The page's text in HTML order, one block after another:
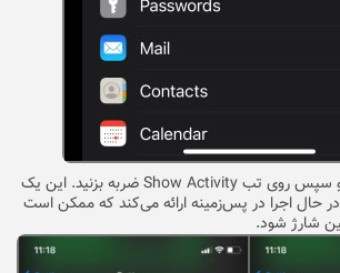
به پایین اسکرول کنید و سپس روی تب Show Activity ضربه بزنید. این یک
در حال اجرا در پس‌زمینه ارائه می‌کند که ممکن است
شارژ شود.